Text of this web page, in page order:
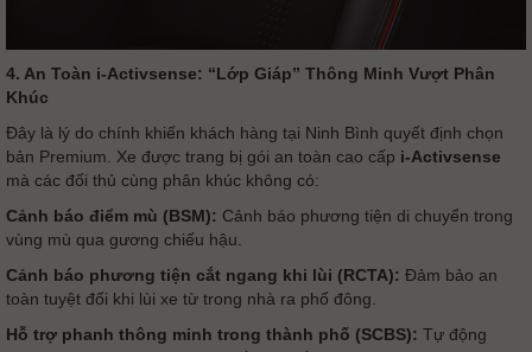
4. An Toàn i-Activsense: “Lớp Giáp” Thông Minh Vượt Phân
Khúc
Đây là lý do chính khiến khách hàng tại Ninh Bình quyết định chọn
bản Premium. Xe được trang bị gói an toàn cao cấp i-Activsense
mà các đối thủ cùng phân khúc không có:
Cảnh báo điểm mù (BSM): Cảnh báo phương tiện di chuyển trong
vùng mù qua gương chiếu hậu.
Cảnh báo phương tiện cắt ngang khi lùi (RCTA): Đảm bảo an
toàn tuyệt đối khi lùi xe từ trong nhà ra phố đông.
Hỗ trợ phanh thông minh trong thành phố (SCBS): Tự động